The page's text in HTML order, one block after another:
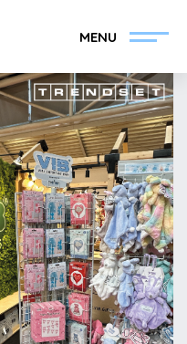
MENU
Inlog Einzelhandel
Über VIB®
Finden Sie Ihren VIB®-
Händler